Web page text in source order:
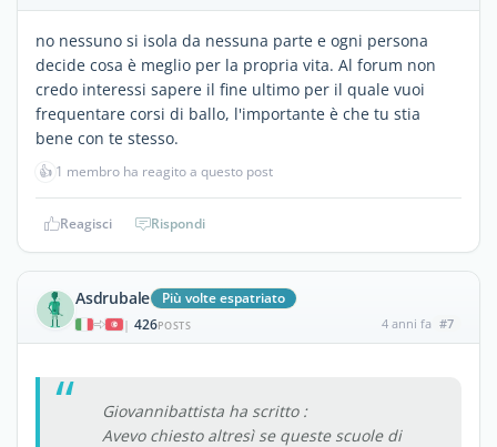
no nessuno si isola da nessuna parte e ogni persona
decide cosa è meglio per la propria vita. Al forum non
credo interessi sapere il fine ultimo per il quale vuoi
frequentare corsi di ballo, l'importante è che tu stia
bene con te stesso.
👍 1 membro ha reagito a questo post
Reagisci Rispondi
Asdrubale Più volte espatriato
| 426POSTS 4 anni fa #7
Giovannibattista ha scritto :
Avevo chiesto altresì se queste scuole di